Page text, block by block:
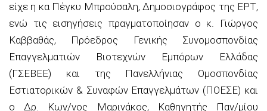
είχε η κα Πέγκυ Μπρούσαλη, Δημοσιογράφος της ΕΡΤ,
ενώ τις εισηγήσεις πραγματοποίησαν ο κ. Γιώργος
Καββαθάς, Πρόεδρος Γενικής Συνομοσπονδίας
Επαγγελματιών Βιοτεχνών Εμπόρων Ελλάδας
(ΓΣΕΒΕΕ) και της Πανελλήνιας Ομοσπονδίας
Εστιατορικών & Συναφών Επαγγελμάτων (ΠΟΕΣΕ) και
ο Δρ. Κων/νος Μαρινάκος, Καθηγητής Παν/μίου